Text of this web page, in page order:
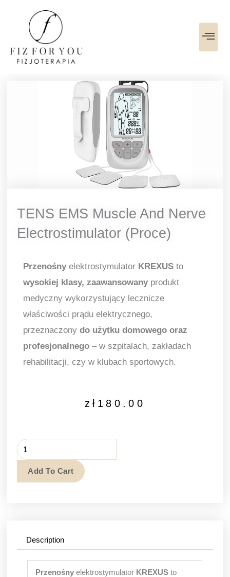
TENS EMS Muscle And Nerve
Electrostimulator (Proce)
Przenośnyelektrostymulator KREXUSto
wysokiej klasy, zaawansowanyprodukt
medyczny wykorzystujący lecznicze
właściwości prądu elektrycznego,
przeznaczony do użytku domowego oraz
profesjonalnego– w szpitalach, zakładach
rehabilitacji, czy w klubach sportowych.
zł 180.00
TENS
EMS
muscle
quantity
Add To Cart
Description
Przenośny elektrostymulator KREXUS to